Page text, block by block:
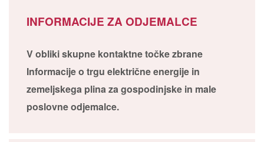
INFORMACIJE ZA ODJEMALCE
V obliki skupne kontaktne točke zbrane
Informacije o trgu električne energije in
zemeljskega plina za gospodinjske in male
poslovne odjemalce.